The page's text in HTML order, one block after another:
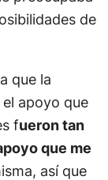
de
que la
apoyo que
fueron tan
que me
así que